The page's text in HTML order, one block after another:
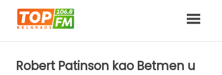
content
Robert Patinson kao Betmen u